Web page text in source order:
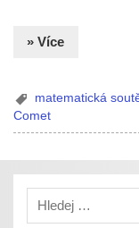
» Více
matematická
Comet